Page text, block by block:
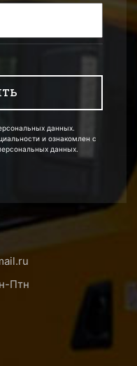
данных.
и ознакомлен с
данных.
Птн